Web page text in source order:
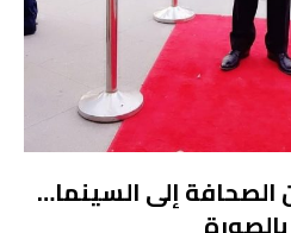
إلى السينما…